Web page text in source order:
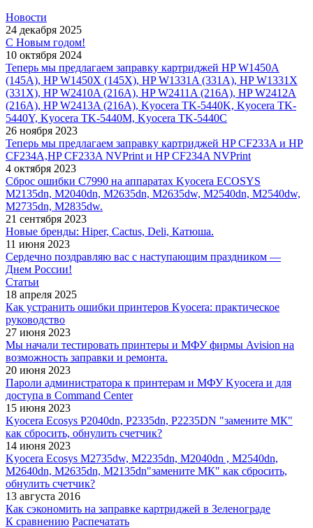
Новости
24 декабря 2025
С Новым годом!
10 октября 2024
Теперь мы предлагаем заправку картриджей HP W1450A
(145A), HP W1450X (145X), HP W1331A (331A), HP W1331X
(331X), HP W2410A (216A), HP W2411A (216A), HP W2412A
(216A), HP W2413A (216A), Kyocera TK-5440K, Kyocera TK-
5440Y, Kyocera TK-5440M, Kyocera TK-5440C
26 ноября 2023
Теперь мы предлагаем заправку картриджей HP CF233A и HP
CF234A,HP CF233A NVPrint и HP CF234A NVPrint
4 октября 2023
Сброс ошибки С7990 на аппаратах Kyocera ECOSYS
M2135dn, M2040dn, M2635dn, M2635dw, M2540dn, M2540dw,
M2735dn, M2835dw.
21 сентября 2023
Новые бренды: Hiper, Cactus, Deli, Катюша.
11 июня 2023
Сердечно поздравляю вас с наступающим праздником —
Днем России!
Статьи
18 апреля 2025
Как устранить ошибки принтеров Kyocera: практическое
руководство
27 июня 2023
Мы начали тестировать принтеры и МФУ фирмы Avision на
возможность заправки и ремонта.
20 июня 2023
Пароли администратора к принтерам и МФУ Kyocera и для
доступа в Command Center
15 июня 2023
Kyocera Ecosys P2040dn, P2335dn, P2235DN "замените МК"
как сбросить, обнулить счетчик?
14 июня 2023
Kyocera Ecosys M2735dw, M2235dn, M2040dn , M2540dn,
M2640dn, M2635dn, M2135dn"замените МК" как сбросить,
обнулить счетчик?
13 августа 2016
Как сэкономить на заправке картриджей в Зеленограде
К сравнению Распечатать